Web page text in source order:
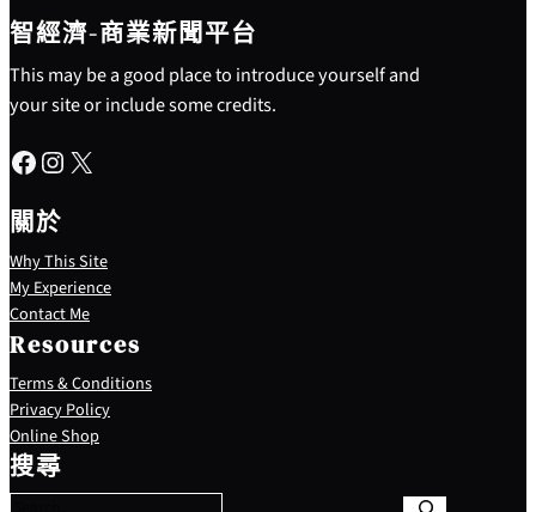
智經濟-商業新聞平台
This may be a good place to introduce yourself and
your site or include some credits.
Facebook Instagram X
關於
Why This Site
My Experience
Contact Me
Resources
Terms & Conditions
Privacy Policy
Online Shop
搜尋
S
e
a